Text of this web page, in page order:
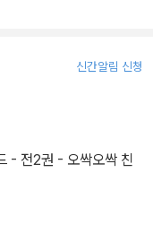
신간알림 신청
- 전2권 - 오싹오싹 친